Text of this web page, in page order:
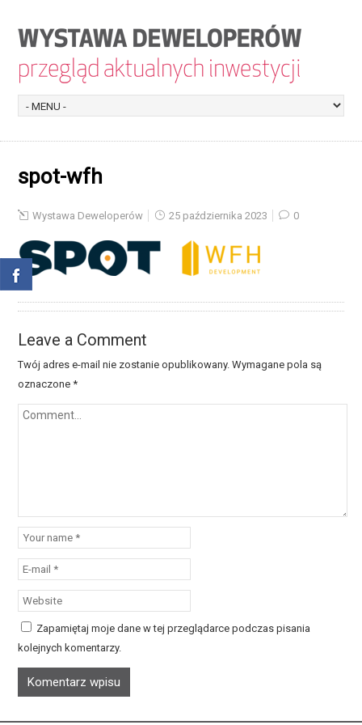
spot-wfh
Wystawa Deweloperów 25 października 2023 0
Leave a Comment
Twój adres e-mail nie zostanie opublikowany. Wymagane pola są
oznaczone*
Zapamiętaj moje dane w tej przeglądarce podczas pisania
kolejnych komentarzy.